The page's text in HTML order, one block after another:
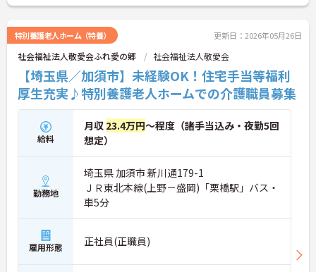
特別養護老人ホーム（特養） 更新日：2026年05月26日
社会福祉法人敬愛会ふれ愛の郷 社会福祉法人敬愛会
【埼玉県／加須市】未経験OK！住宅手当等福利
厚生充実♪特別養護老人ホームでの介護職員募集
給料
月収 23.4万円～程度（諸手当込み・夜勤5回
想定）
勤務地
埼玉県 加須市 新川通179-1
ＪＲ東北本線(上野－盛岡)「栗橋駅」バス・
車5分
雇用形態 正社員(正職員)